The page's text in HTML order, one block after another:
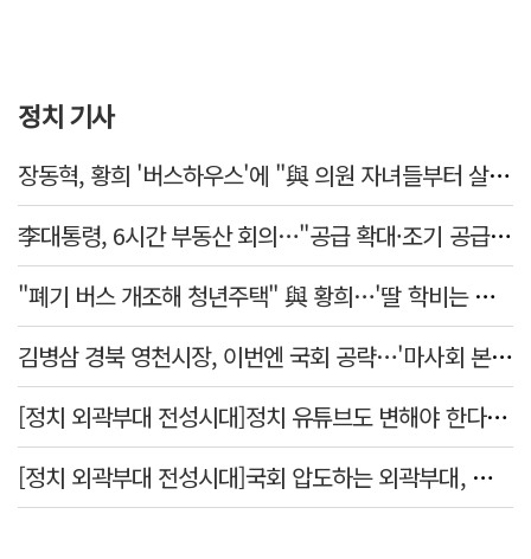
정치 기사
장동혁, 황희 '버스하우스'에 "與 의원 자녀들부터 살아보면 어떨까?"
李대통령, 6시간 부동산 회의…"공급 확대·조기 공급 과감히 실천"
"폐기 버스 개조해 청년주택" 與 황희…'딸 학비는 年 4200만원'
김병삼 경북 영천시장, 이번엔 국회 공략…'마사회 본사 이전·광역교통망 확충' 요청
[정치 외곽부대 전성시대]정치 유튜브도 변해야 한다 "화합과 존중"
[정치 외곽부대 전성시대]국회 압도하는 외곽부대, 목소리 왜 커지나?